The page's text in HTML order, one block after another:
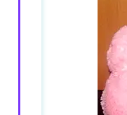
возможность
— такой
и